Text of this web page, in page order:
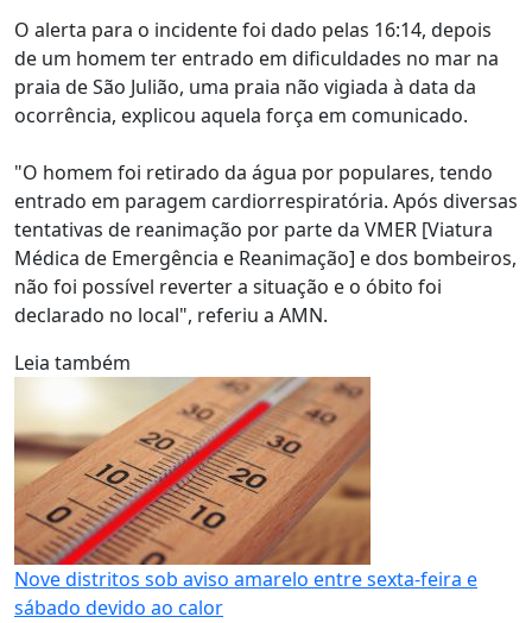
O alerta para o incidente foi dado pelas 16:14, depois
de um homem ter entrado em dificuldades no mar na
praia de São Julião, uma praia não vigiada à data da
ocorrência, explicou aquela força em comunicado.
"O homem foi retirado da água por populares, tendo
entrado em paragem cardiorrespiratória. Após diversas
tentativas de reanimação por parte da VMER [Viatura
Médica de Emergência e Reanimação] e dos bombeiros,
não foi possível reverter a situação e o óbito foi
declarado no local", referiu a AMN.
Leia também
Nove distritos sob aviso amarelo entre sexta-feira e
sábado devido ao calor